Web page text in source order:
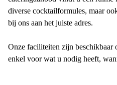
diverse cocktailformules, maar
bij ons aan het juiste adres.
Onze faciliteiten zijn beschikbaar
enkel voor wat u nodig heeft,